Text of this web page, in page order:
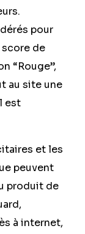
pour
de
“Rouge”,
au site une
est
et les
peuvent
produit de
à internet,